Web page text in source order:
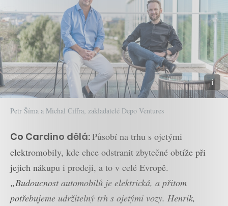
Petr Šíma a Michal Ciffra, zakladatelé Depo Ventures
Co Cardino dělá:Působí na trhu s ojetými
elektromobily, kde chce odstranit zbytečné obtíže při
jejich nákupu i prodeji, a to v celé Evropě.
„Budoucnost automobilů je elektrická, a přitom
potřebujeme udržitelný trh s ojetými vozy. Henrik,